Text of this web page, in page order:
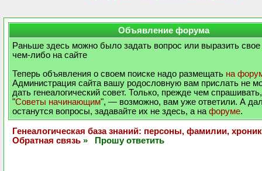
Объявление форума
Раньше здесь можно было задать вопрос или выразить
чем-либо на сайте
Теперь объявления о своем поиске надо размещать на
Администрация сайта вашу родословную вам прислать не
дать генеалогический совет. Только, прежде чем
"Советы начинающим", — возможно, вам уже ответили. А
останутся вопросы, задавайте их не здесь, а на форуме.
Генеалогическая база знаний: персоны, фамилии,
Обратная связь » Прошу ответить